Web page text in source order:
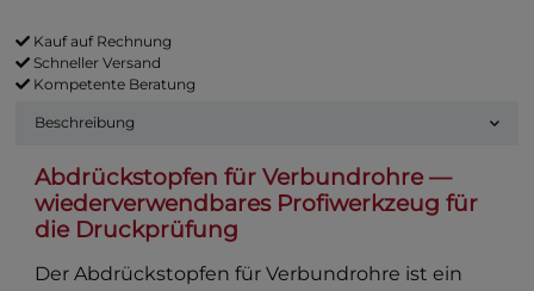
Kauf auf Rechnung
Schneller Versand
Kompetente Beratung
Beschreibung
Abdrückstopfen für Verbundrohre —
wiederverwendbares Profiwerkzeug für
die Druckprüfung
Der Abdrückstopfen für Verbundrohre ist ein